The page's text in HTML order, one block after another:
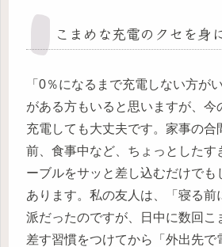
こまめな充電のクセを身
「0％になるまで充電しない方が
がある方もいると思いますが、今
充電しても大丈夫です。家事の合
前、食事中など、ちょっとしたす
ーブルをサッと差し込むだけでも
あります。私の友人は、「寝る前
派だったのですが、日中に数回こ
差す習慣をつけてから「外出先で